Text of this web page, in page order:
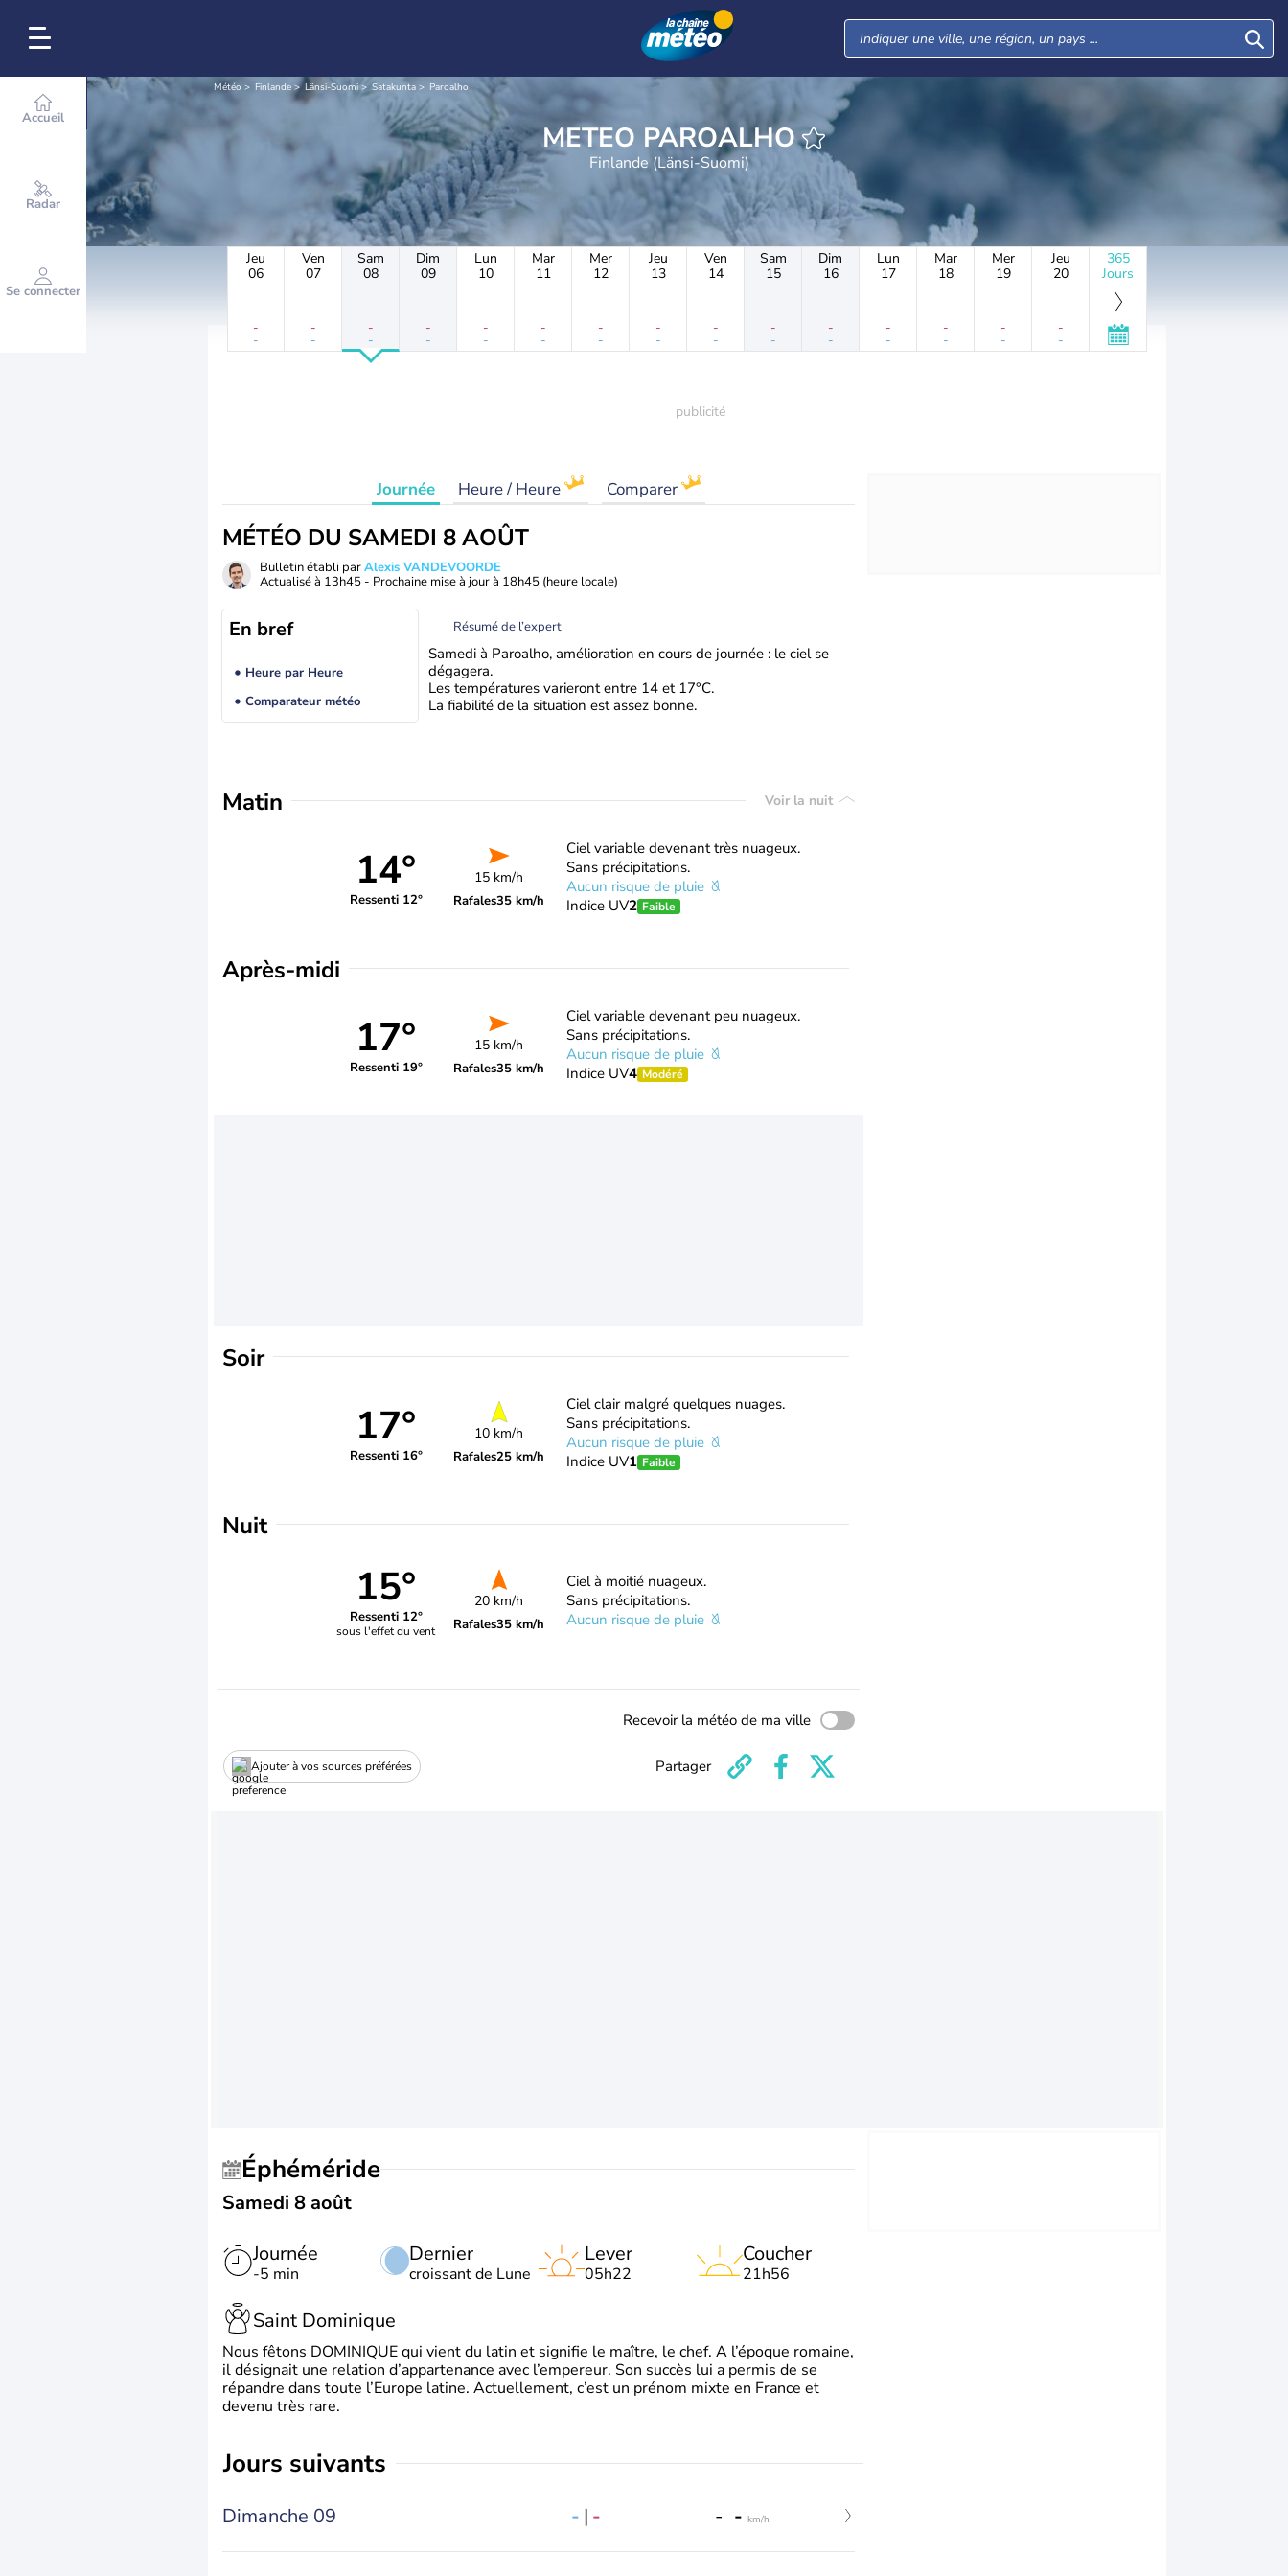
Accueil
Radar
Se connecter
Météo Finlande Länsi-Suomi Satakunta Paroalho
METEO PAROALHO
Finlande (Länsi-Suomi)
Jeu
06
-
-
Ven
07
-
-
Sam
08
-
-
Dim
09
-
-
Lun
10
-
-
Mar
11
-
-
Mer
12
-
-
Jeu
13
-
-
Ven
14
-
-
Sam
15
-
-
Dim
16
-
-
Lun
17
-
-
Mar
18
-
-
Mer
19
-
-
Jeu
20
-
-
365
Jours
Journée Heure / Heure Comparer
MÉTÉO DU SAMEDI 8 AOÛT
Bulletin établi parAlexis VANDEVOORDE
Actualisé à 13h45 - Prochaine mise à jour à 18h45 (heure locale)
En bref
Heure par Heure
Comparateur météo
Résumé de l’expert
Samedi à Paroalho, amélioration en cours de journée : le ciel se
dégagera.
Les températures varieront entre 14 et 17°C.
La fiabilité de la situation est assez bonne.
Matin Voir la nuit
14°
Ressenti 12°
15 km/h
Rafales35 km/h
Ciel variable devenant très nuageux.
Sans précipitations.
Aucun risque de pluie
Indice UV2 Faible
Après-midi
17°
Ressenti 19°
15 km/h
Rafales35 km/h
Ciel variable devenant peu nuageux.
Sans précipitations.
Aucun risque de pluie
Indice UV4 Modéré
Soir
17°
Ressenti 16°
10 km/h
Rafales25 km/h
Ciel clair malgré quelques nuages.
Sans précipitations.
Aucun risque de pluie
Indice UV1 Faible
Nuit
15°
Ressenti 12°
sous l'effet du vent
20 km/h
Rafales35 km/h
Ciel à moitié nuageux.
Sans précipitations.
Aucun risque de pluie
Recevoir la météo de ma ville
Ajouter à vos sources préférées Partager
Éphéméride
Samedi 8 août
Journée
-5 min
Dernier
croissant de Lune
Lever
05h22
Coucher
21h56
Saint Dominique
Nous fêtons DOMINIQUE qui vient du latin et signifie le maître, le chef. A l’époque romaine,
il désignait une relation d’appartenance avec l’empereur. Son succès lui a permis de se
répandre dans toute l’Europe latine. Actuellement, c’est un prénom mixte en France et
devenu très rare.
jours suivants
Dimanche 09 - | - - - km/h